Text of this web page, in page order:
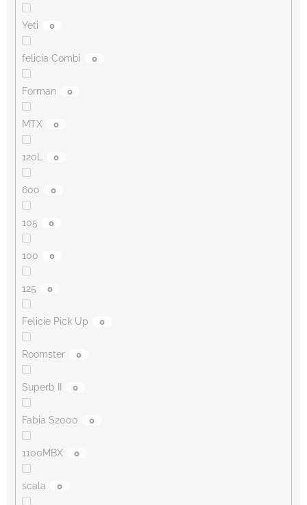
Yeti 0
felicia Combi 0
Forman 0
MTX 0
120L 0
600 0
105 0
100 0
125 0
Felicie Pick Up 0
Roomster 0
Superb II 0
Fabia S2000 0
1100MBX 0
scala 0